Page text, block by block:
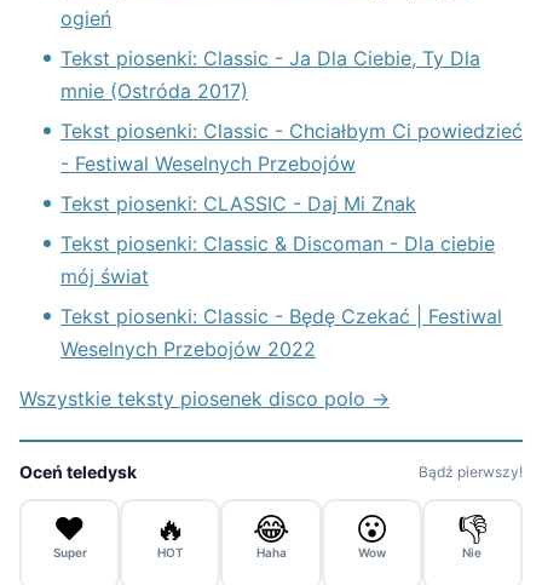
ogień
Tekst piosenki: Classic - Ja Dla Ciebie, Ty Dla
mnie (Ostróda 2017)
Tekst piosenki: Classic - Chciałbym Ci powiedzieć
- Festiwal Weselnych Przebojów
Tekst piosenki: CLASSIC - Daj Mi Znak
Tekst piosenki: Classic & Discoman - Dla ciebie
mój świat
Tekst piosenki: Classic - Będę Czekać | Festiwal
Weselnych Przebojów 2022
Wszystkie teksty piosenek disco polo →
Oceń teledysk Bądź pierwszy!
❤️
Super
🔥
HOT
😂
Haha
😮
Wow
👎
Nie